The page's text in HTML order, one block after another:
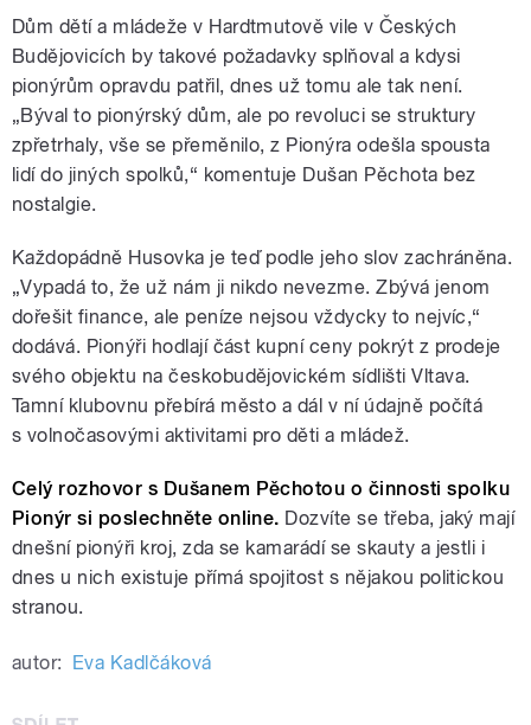
Dům dětí a mládeže v Hardtmutově vile v Českých
Budějovicích by takové požadavky splňoval a kdysi
pionýrům opravdu patřil, dnes už tomu ale tak není.
„Býval to pionýrský dům, ale po revoluci se struktury
zpřetrhaly, vše se přeměnilo, z Pionýra odešla spousta
lidí do jiných spolků,“ komentuje Dušan Pěchota bez
nostalgie.
Každopádně Husovka je teď podle jeho slov zachráněna.
„Vypadá to, že už nám ji nikdo nevezme. Zbývá jenom
dořešit finance, ale peníze nejsou vždycky to nejvíc,“
dodává. Pionýři hodlají část kupní ceny pokrýt z prodeje
svého objektu na českobudějovickém sídlišti Vltava.
Tamní klubovnu přebírá město a dál v ní údajně počítá
s volnočasovými aktivitami pro děti a mládež.
Celý rozhovor s Dušanem Pěchotou o činnosti spolku
Pionýr si poslechněte online. Dozvíte se třeba, jaký mají
dnešní pionýři kroj, zda se kamarádí se skauty a jestli i
dnes u nich existuje přímá spojitost s nějakou politickou
stranou.
autor: Eva Kadlčáková